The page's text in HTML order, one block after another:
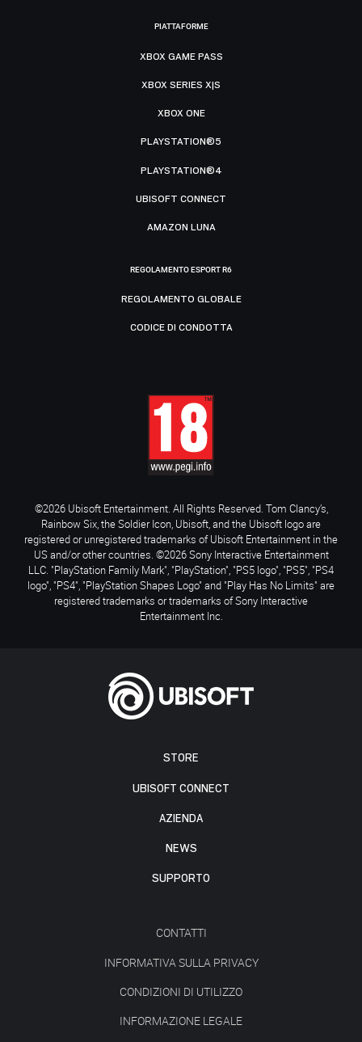
STORE
UBISOFT CONNECT
AZIENDA
NEWS
SUPPORTO
CONTATTI
INFORMATIVA SULLA PRIVACY
CONDIZIONI DI UTILIZZO
INFORMAZIONE LEGALE
PIATTAFORME
XBOX GAME PASS
XBOX SERIES X|S
XBOX ONE
PLAYSTATION®5
PLAYSTATION®4
UBISOFT CONNECT
AMAZON LUNA
REGOLAMENTO ESPORT R6
REGOLAMENTO GLOBALE
CODICE DI CONDOTTA
©2026 Ubisoft Entertainment. All Rights Reserved. Tom Clancy’s,
Rainbow Six, the Soldier Icon, Ubisoft, and the Ubisoft logo are
registered or unregistered trademarks of Ubisoft Entertainment in the
US and/or other countries. ©2026 Sony Interactive Entertainment
LLC. "PlayStation Family Mark", "PlayStation", "PS5 logo", "PS5", "PS4
logo", "PS4", "PlayStation Shapes Logo" and "Play Has No Limits" are
registered trademarks or trademarks of Sony Interactive
Entertainment Inc.